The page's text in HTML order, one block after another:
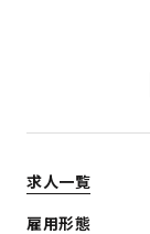
求人一覧
雇用形態